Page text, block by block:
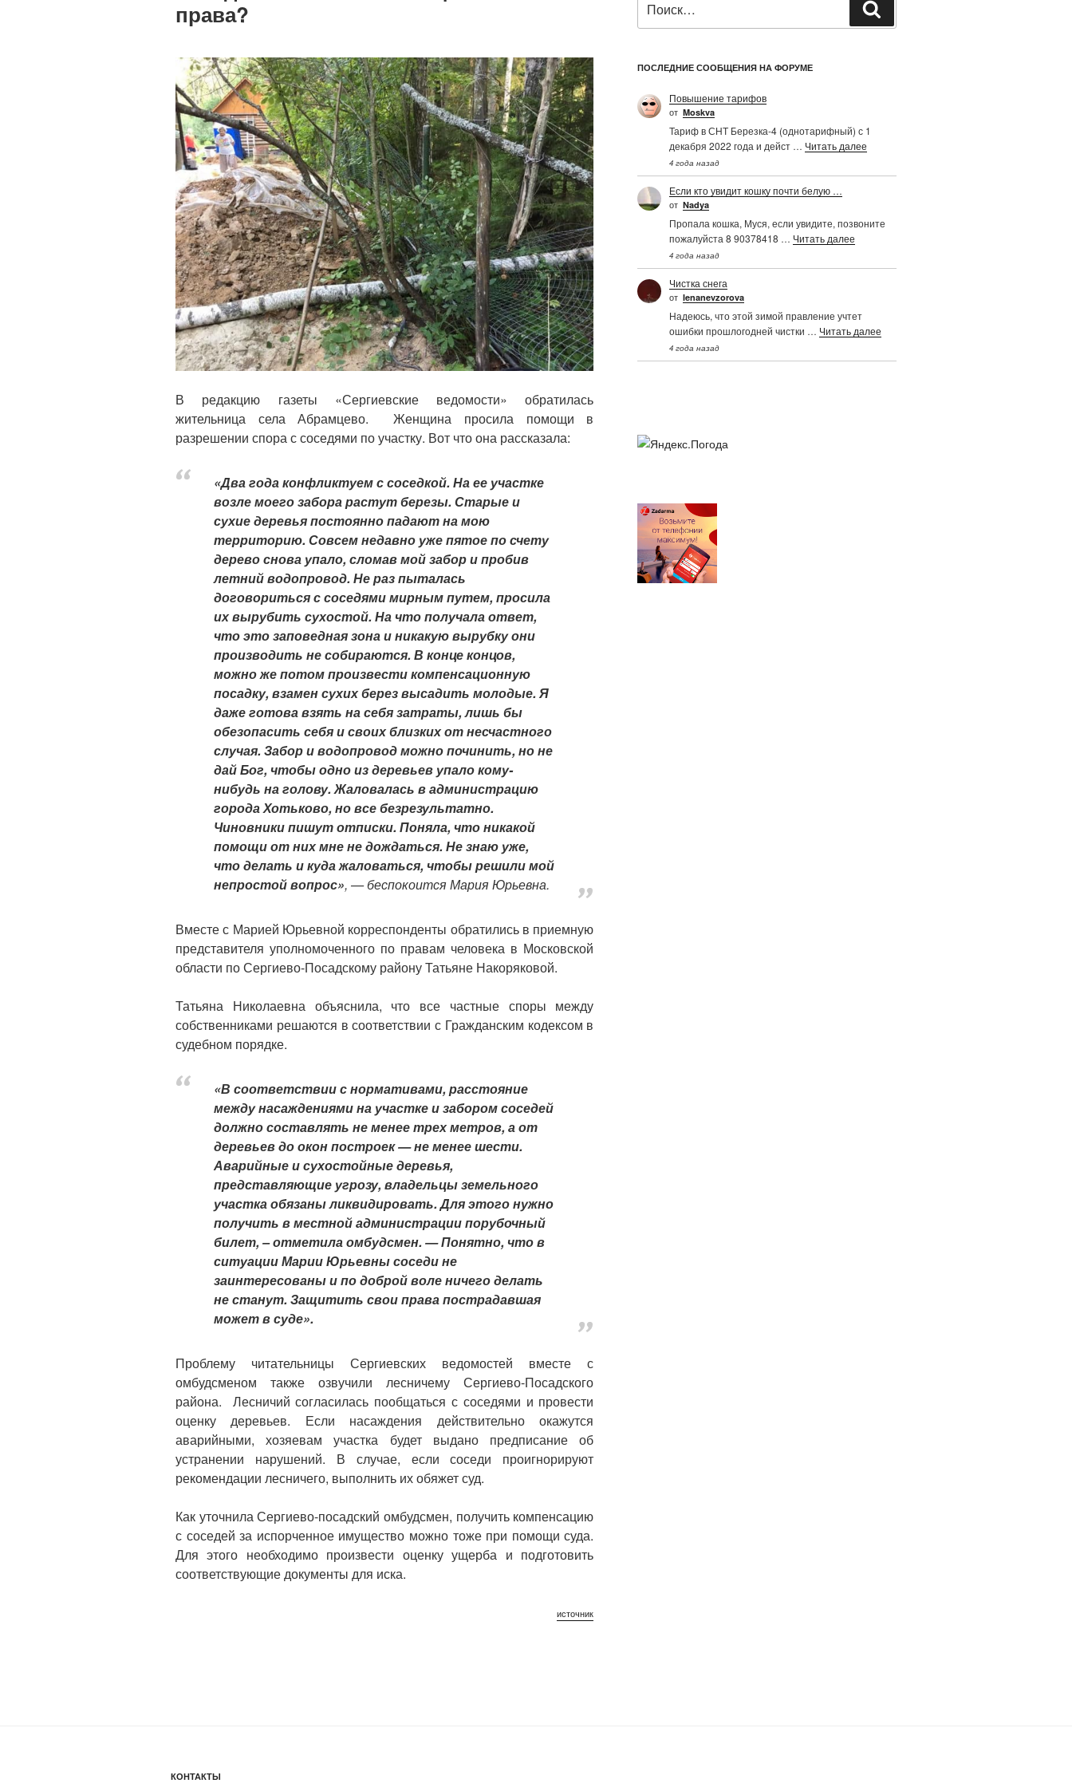
права?
В редакцию газеты «Сергиевские ведомости» обратилась
жительница села Абрамцево. Женщина просила помощи в
разрешении спора с соседями по участку. Вот что она рассказала:
«Два года конфликтуем с соседкой. На ее участке
возле моего забора растут березы. Старые и
сухие деревья постоянно падают на мою
территорию. Совсем недавно уже пятое по счету
дерево снова упало, сломав мой забор и пробив
летний водопровод. Не раз пыталась
договориться с соседями мирным путем, просила
их вырубить сухостой. На что получала ответ,
что это заповедная зона и никакую вырубку они
производить не собираются. В конце концов,
можно же потом произвести компенсационную
посадку, взамен сухих берез высадить молодые. Я
даже готова взять на себя затраты, лишь бы
обезопасить себя и своих близких от несчастного
случая. Забор и водопровод можно починить, но не
дай Бог, чтобы одно из деревьев упало кому-
нибудь на голову. Жаловалась в администрацию
города Хотьково, но все безрезультатно.
Чиновники пишут отписки. Поняла, что никакой
помощи от них мне не дождаться. Не знаю уже,
что делать и куда жаловаться, чтобы решили мой
непростой вопрос», — беспокоится Мария Юрьевна.
Вместе с Марией Юрьевной корреспонденты обратились в приемную
представителя уполномоченного по правам человека в Московской
области по Сергиево-Посадскому району Татьяне Накоряковой.
Татьяна Николаевна объяснила, что все частные споры между
собственниками решаются в соответствии с Гражданским кодексом в
судебном порядке.
«В соответствии с нормативами, расстояние
между насаждениями на участке и забором соседей
должно составлять не менее трех метров, а от
деревьев до окон построек — не менее шести.
Аварийные и сухостойные деревья,
представляющие угрозу, владельцы земельного
участка обязаны ликвидировать. Для этого нужно
получить в местной администрации порубочный
билет, – отметила омбудсмен. — Понятно, что в
ситуации Марии Юрьевны соседи не
заинтересованы и по доброй воле ничего делать
не станут. Защитить свои права пострадавшая
может в суде».
Проблему читательницы Сергиевских ведомостей вместе с
омбудсменом также озвучили лесничему Сергиево-Посадского
района. Лесничий согласилась пообщаться с соседями и провести
оценку деревьев. Если насаждения действительно окажутся
аварийными, хозяевам участка будет выдано предписание об
устранении нарушений. В случае, если соседи проигнорируют
рекомендации лесничего, выполнить их обяжет суд.
Как уточнила Сергиево-посадский омбудсмен, получить компенсацию
с соседей за испорченное имущество можно тоже при помощи суда.
Для этого необходимо произвести оценку ущерба и подготовить
соответствующие документы для иска.
источник
ПОСЛЕДНИЕ СООБЩЕНИЯ НА ФОРУМЕ
Повышение тарифов
от Moskva
Тариф в СНТ Березка-4 (однотарифный) с 1
декабря 2022 года и дейст … Читать далее
4 года назад
Если кто увидит кошку почти белую …
от Nadya
Пропала кошка, Муся, если увидите, позвоните
пожалуйста 8 90378418 … Читать далее
4 года назад
Чистка снега
от Ienanevzorova
Надеюсь, что этой зимой правление учтет
ошибки прошлогодней чистки … Читать далее
4 года назад
КОНТАКТЫ